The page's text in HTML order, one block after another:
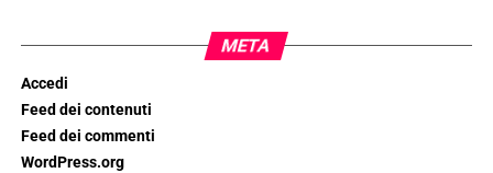
META
Accedi
Feed dei contenuti
Feed dei commenti
WordPress.org